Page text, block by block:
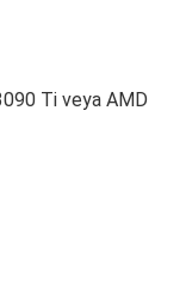
Ti veya AMD